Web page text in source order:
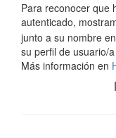
Para reconocer que
autenticado,
junto a su nombre
su perfil de usuario/
Más información en